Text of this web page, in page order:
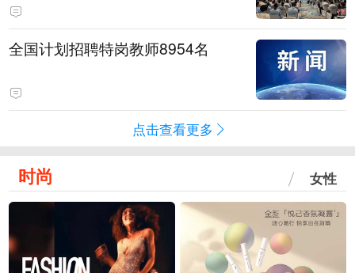
全国计划招聘特岗教师8954名
点击查看更多
时尚 女性